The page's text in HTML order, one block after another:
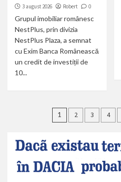
3 august 2026 Robert 0
Grupul imobiliar românesc
NestPlus, prin divizia
NestPlus Plaza, a semnat
cu Exim Banca Românească
un credit de investiții de
10...
Paginație
1 2 3 4